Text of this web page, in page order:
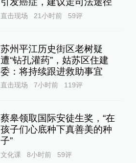
直击现场 21小时前 59评
苏州平江历史街区老树疑
遭“钻孔灌药”，姑苏区住建
委：将持续跟进救助事宜
直击现场 7小时前 119评
蔡皋领取国际安徒生奖，“在
孩子们心底种下真善美的种
子”
文化课 8小时前 59评